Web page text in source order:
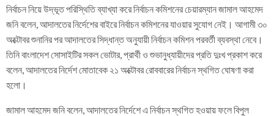
নির্বাচন নিয়ে উদ্ভূত পরিস্থিতি ব্যাখ্যা করে নির্বাচন কমিশনের চেয়ারম্যান জামাল আহমেদ
জনি বলেন, আদালতের নির্দেশের বাইরে নির্বাচন কমিশনের যাওয়ার সুযোগ নেই। আগামী ৩০
অক্টোবর শুনানির পর আদালতের সিদ্ধান্ত অনুযায়ী নির্বাচন কমিশন পরবর্তী ব্যবস্থা নেবে।
তিনি বাংলাদেশ সোসাইটির সকল ভোটার, প্রার্থী ও শুভানুধ্যায়ীদের প্রতি দুঃখ প্রকাশ করে
বলেন, আদালতের নির্দেশ মোতাবেক ২১ অক্টোবর রোববারের নির্বাচন স্থগিত ঘোষণা করা
হলো।
জামাল আহমেদ জনি বলেন, আদালতের নির্দেশে এ নির্বাচন স্থগিত হওয়ায় ফলে বিপুল